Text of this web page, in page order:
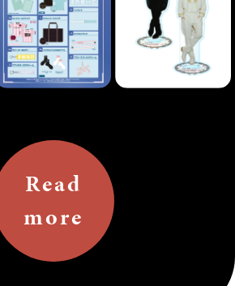
Read
more